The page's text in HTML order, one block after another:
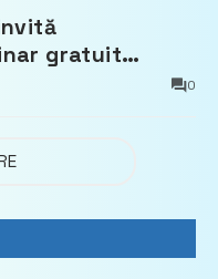
gratuit
pe bunurile
0